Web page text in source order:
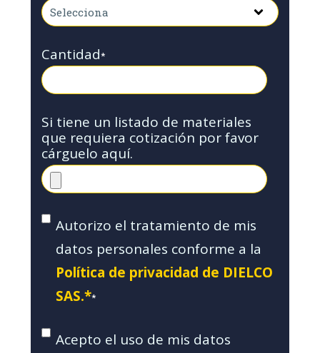
Cantidad*
Si tiene un listado de materiales
que requiera cotización por favor
cárguelo aquí.
Autorizo el tratamiento de mis
datos personales conforme a la
Política de privacidad de DIELCO
SAS.**
Acepto el uso de mis datos